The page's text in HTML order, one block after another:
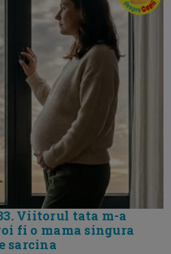
Viitorul tata m-a
fi o mama singura
sarcina